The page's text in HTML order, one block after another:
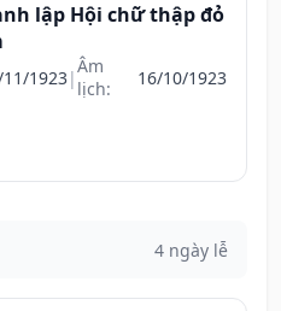
lập Hội chữ thập đỏ
1923|Âm
lịch:
16/10/1923
4 ngày lễ